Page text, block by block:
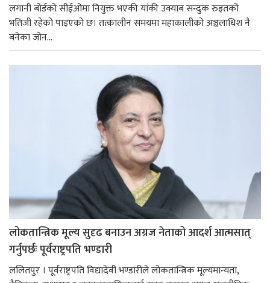
लगानी बोर्डको सीईओमा नियुक्त भएकी यांकी उक्याब सन्दुक रुइतको
भतिजी रहेको पाइएको छ। तत्कालीन समयमा महाकालीको अञ्चलाधिश नै
बनेका जोन...
लोकतान्त्रिक मूल्य सुदृढ बनाउन अग्रज नेताको आदर्श आत्मसात्
गर्नुपर्छः पूर्वराष्ट्रपति भण्डारी
ललितपुर । पूर्वराष्ट्रपति विद्यादेवी भण्डारीले लोकतान्त्रिक मूल्यमान्यता,